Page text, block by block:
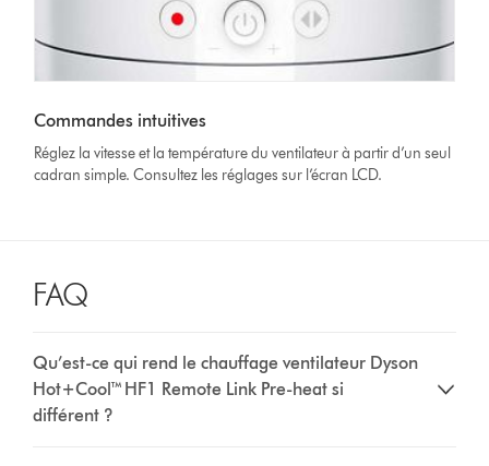
Commandes intuitives
Réglez la vitesse et la température du ventilateur à partir d’un seul
cadran simple. Consultez les réglages sur l’écran LCD.
FAQ
Qu’est-ce qui rend le chauffage ventilateur Dyson
Hot+Cool™ HF1 Remote Link Pre-heat si
différent ?